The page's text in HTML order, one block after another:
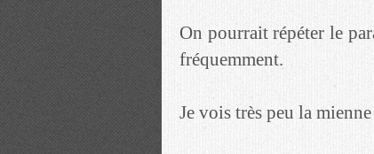
On pourrait répéter le
fréquemment.
Je vois très peu la